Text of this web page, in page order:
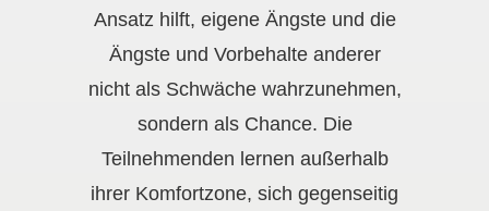
Ansatz hilft, eigene Ängste und die
Ängste und Vorbehalte anderer
nicht als Schwäche wahrzunehmen,
sondern als Chance. Die
Teilnehmenden lernen außerhalb
ihrer Komfortzone, sich gegenseitig